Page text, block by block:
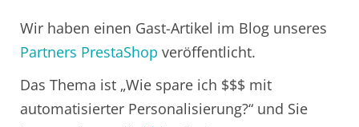
Wir haben einen Gast-Artikel im Blog unseres
Partners PrestaShop veröffentlicht.
Das Thema ist „Wie spare ich $$$ mit
automatisierter Personalisierung?“ und Sie